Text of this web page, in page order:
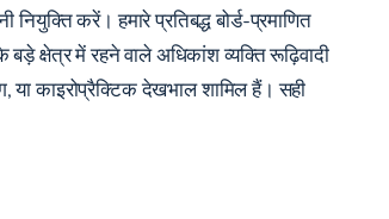
करें। हमारे प्रतिबद्ध बोर्ड-प्रमाणित
क्षेत्र में रहने वाले अधिकांश व्यक्ति रूढ़िवादी
या काइरोप्रैक्टिक देखभाल शामिल हैं। सही